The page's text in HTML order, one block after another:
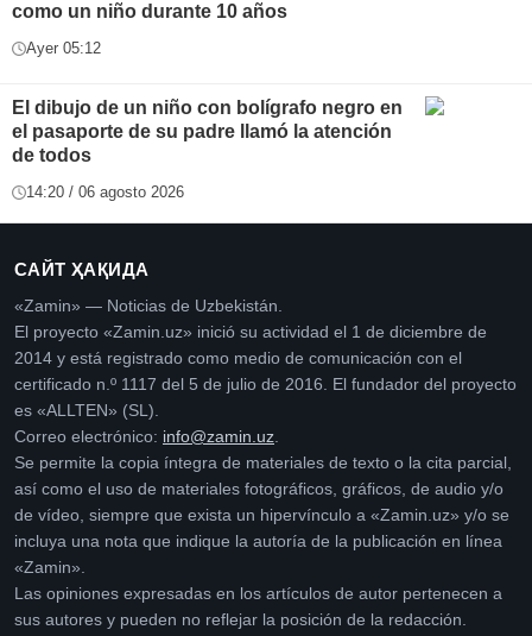
como un niño durante 10 años
Ayer 05:12
El dibujo de un niño con bolígrafo negro en
el pasaporte de su padre llamó la atención
de todos
14:20 / 06 agosto 2026
САЙТ ҲАҚИДА
«Zamin» — Noticias de Uzbekistán.
El proyecto «Zamin.uz» inició su actividad el 1 de diciembre de
2014 y está registrado como medio de comunicación con el
certificado n.º 1117 del 5 de julio de 2016. El fundador del proyecto
es «ALLTEN» (SL).
Correo electrónico: info@zamin.uz.
Se permite la copia íntegra de materiales de texto o la cita parcial,
así como el uso de materiales fotográficos, gráficos, de audio y/o
de vídeo, siempre que exista un hipervínculo a «Zamin.uz» y/o se
incluya una nota que indique la autoría de la publicación en línea
«Zamin».
Las opiniones expresadas en los artículos de autor pertenecen a
sus autores y pueden no reflejar la posición de la redacción.